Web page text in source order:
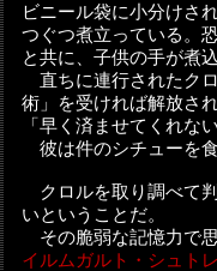
ビニール袋に小分けさ
つぐつ煮立っている。
と共に、子供の手が煮
直ちに連行されたク
術」を受ければ解放さ
「早く済ませてくれな
彼は件のシチューを
クロルを取り調べて
いということだ。
その脆弱な記憶力で
イルムガルト・シュト